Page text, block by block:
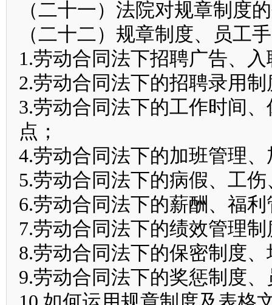
（二十一）法院对规章制度
（二十二）规章制度、员工
1.劳动合同法下招聘广告、
2.劳动合同法下的招聘录用
3.劳动合同法下的工作时间
点；
4.劳动合同法下的加班管理
5.劳动合同法下的病假、工
6.劳动合同法下的薪酬、福
7.劳动合同法下的绩效管理
8.劳动合同法下的保密制度
9.劳动合同法下的奖惩制度